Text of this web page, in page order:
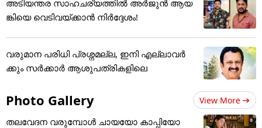
അടിയന്തര സാഹചര്യത്തിൽ അർജുൻ ആയ
ങ്കിയെ വെടിവയ്ക്കാൻ നിർദ്ദേശം!
വരുമാന പരിധി പ്രശ്നമല്ല, ഇനി എല്ലാവർ
ക്കും സർക്കാർ ആശുപത്രികളിലെ
Photo Gallery View More
തലവേദന വരുമ്പോൾ ചായയോ കാപ്പിയോ